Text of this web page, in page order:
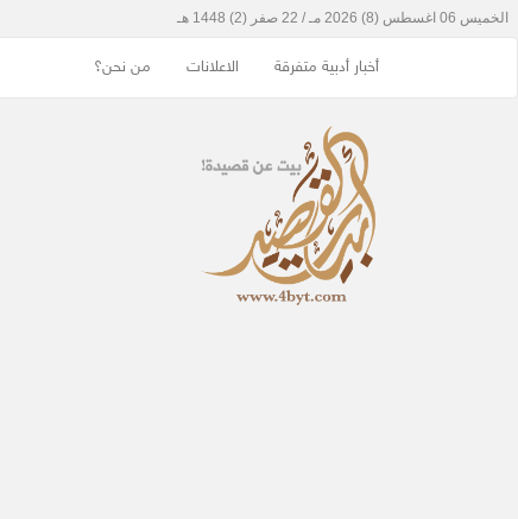
أخبار أدبية متفرقة الاعلانات من نحن؟